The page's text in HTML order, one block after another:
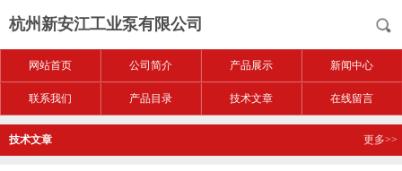
杭州新安江工业泵有限公司
网站首页 公司简介 产品展示 新闻中心
联系我们 产品目录 技术文章 在线留言
技术文章 更多>>